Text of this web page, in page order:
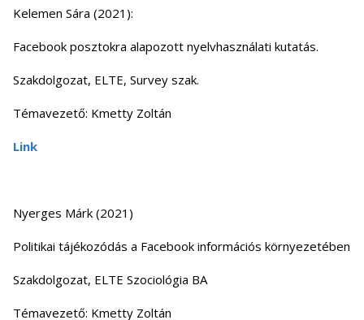
Kelemen Sára (2021):
Facebook posztokra alapozott nyelvhasználati kutatás.
Szakdolgozat, ELTE, Survey szak.
Témavezető: Kmetty Zoltán
Link
Nyerges Márk (2021)
Politikai tájékozódás a Facebook információs környezetében
Szakdolgozat, ELTE Szociológia BA
Témavezető: Kmetty Zoltán